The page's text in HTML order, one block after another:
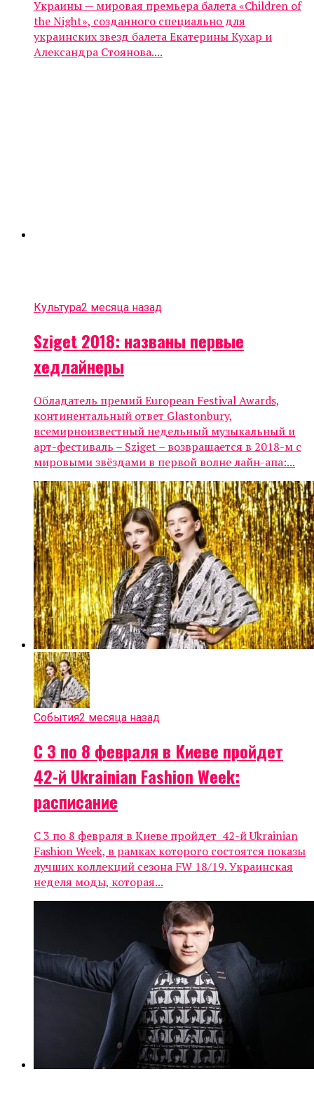
Украины — мировая премьера балета «Children of
the Night», созданного специально для
украинских звезд балета Екатерины Кухар и
Александра Стоянова....
Культура2 месяца назад
Sziget 2018: названы первые
хедлайнеры
Обладатель премий European Festival Awards,
континентальный ответ Glastonbury,
всемирноизвестный недельный музыкальный и
арт-фестиваль – Sziget – возвращается в 2018-м с
мировыми звёздами в первой волне лайн-апа:...
События2 месяца назад
С 3 по 8 февраля в Киеве пройдет
42-й Ukrainian Fashion Week:
расписание
С 3 по 8 февраля в Киеве пройдет 42-й Ukrainian
Fashion Week, в рамках которого состоятся показы
лучших коллекций сезона FW 18/19. Украинская
неделя моды, которая...